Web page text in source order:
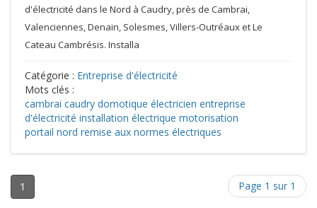
d'électricité dans le Nord à Caudry, près de Cambrai,
Valenciennes, Denain, Solesmes, Villers-Outréaux et Le
Cateau Cambrésis. Installa
Catégorie : Entreprise d'électricité
Mots clés :
cambrai caudry domotique électricien entreprise
d'électricité installation électrique motorisation
portail nord remise aux normes électriques
1 Page 1 sur 1